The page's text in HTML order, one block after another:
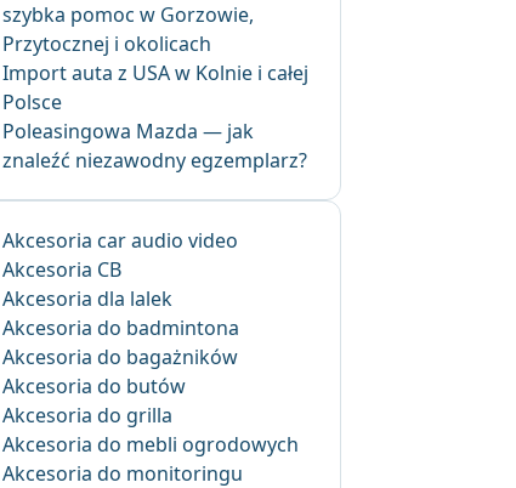
szybka pomoc w Gorzowie,
Przytocznej i okolicach
Import auta z USA w Kolnie i całej
Polsce
Poleasingowa Mazda — jak
znaleźć niezawodny egzemplarz?
Akcesoria car audio video
Akcesoria CB
Akcesoria dla lalek
Akcesoria do badmintona
Akcesoria do bagażników
Akcesoria do butów
Akcesoria do grilla
Akcesoria do mebli ogrodowych
Akcesoria do monitoringu